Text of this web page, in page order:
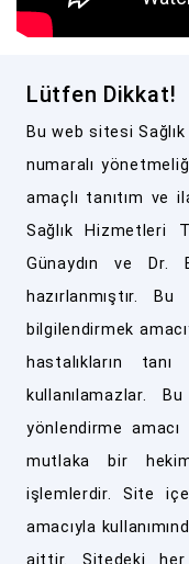
Lütfen Dikkat!
Bu web sitesi
numaralı
amaçlı tanıtım ve
Sağlık Hizmetleri
Günaydın ve Dr.
hazırlanmıştır.
bilgilendirmek
hastalıkların
kullanılamazlar.
yönlendirme amacı
mutlaka bir
işlemlerdir. Site
amacıyla
aittir. Sitedeki her